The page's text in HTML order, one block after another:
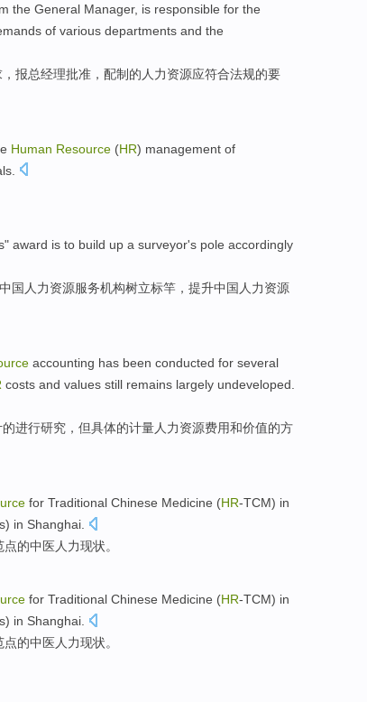
the General Manager, is responsible for the
of various departments and the
，报总经理批准 ，配制的 人力资源应符合法规的要
Human Resource (HR) management of
" award is to build up a surveyor's pole accordingly
中国 人力资源服务机构树立标竿 ， 提升中国人力资源
accounting has been conducted for several
costs and values still remains largely undeveloped
的进行研究，但具体的计量人力资源费用和价值的方
for Traditional Chinese Medicine (HR-TCM) in
) in Shanghai
点的中医人力现状。
for Traditional Chinese Medicine (HR-TCM) in
) in Shanghai
点的中医人力现状。